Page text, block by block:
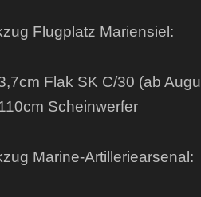
Flugplatz Mariensiel:
Flak SK C/30 (ab
Scheinwerfer
Marine-Artilleriearsenal: